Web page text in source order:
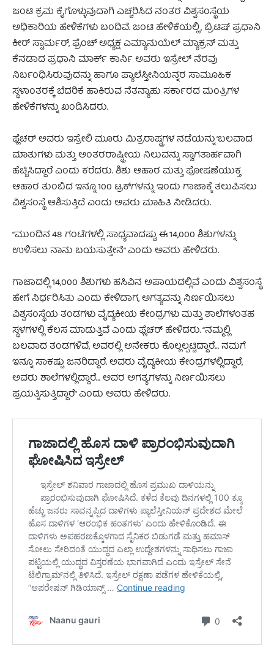
ಜಂಟಿ ಕ್ರಮ ಕೈಗೊಳ್ಳುವುದಾಗಿ ಎಚ್ಚರಿಸಿದ ನಂತರ ವಿಶ್ವಸಂಸ್ಥೆಯ
ಅಧಿಕಾರಿಯ ಹೇಳಿಕೆಗಳು ಬಂದಿವೆ. ಜಂಟಿ ಹೇಳಿಕೆಯಲ್ಲಿ, ಬ್ರಿಟಿಷ್ ಪ್ರಧಾನಿ
ಕೀರ್ ಸ್ಟಾರ್ಮರ್, ಫ್ರೆಂಚ್ ಅಧ್ಯಕ್ಷ ಎಮ್ಯಾನುಯೆಲ್ ಮ್ಯಾಕ್ರನ್ ಮತ್ತು
ಕೆನಡಾದ ಪ್ರಧಾನಿ ಮಾರ್ಕ್ ಕಾರ್ನಿ ಅವರು ಇಸ್ರೇಲ್ ನೆರವು
ನಿರ್ಬಂಧಿಸಿರುವುದನ್ನು ಹಾಗೂ ಪ್ಯಾಲೆಸ್ತೀನಿಯನ್ನರ ಸಾಮೂಹಿಕ
ಸ್ಥಳಾಂತರಕ್ಕೆ ಬೆದರಿಕೆ ಹಾಕಿರುವ ನೆತನ್ಯಾಹು ಸರ್ಕಾರದ ಮಂತ್ರಿಗಳ
ಹೇಳಿಕೆಗಳನ್ನು ಖಂಡಿಸಿದರು.
ಫ್ಲೆಚರ್ ಅವರು ಇಸ್ರೇಲಿ ಮೂರು ಮಿತ್ರರಾಷ್ಟ್ರಗಳ ನಡೆಯನ್ನು ‘ಬಲವಾದ
ಮಾತುಗಳು ಮತ್ತು ಅಂತರರಾಷ್ಟ್ರೀಯ ನಿಲುವನ್ನು ಸ್ವಾಗತಾರ್ಹವಾಗಿ
ಹೆಚ್ಚಿಸಿದ್ದಾರೆ ಎಂದು ಕರೆದರು. ಶಿಶು ಆಹಾರ ಮತ್ತು ಪೋಷಣೆಯುಕ್ತ
ಆಹಾರ ತುಂಬಿದ ಇನ್ನೂ 100 ಟ್ರಕ್‌ಗಳನ್ನು ಇಂದು ಗಾಜಾಕ್ಕೆ ತಲುಪಿಸಲು
ವಿಶ್ವಸಂಸ್ಥೆ ಆಶಿಸುತ್ತಿದೆ ಎಂದು ಅವರು ಮಾಹಿತಿ ನೀಡಿದರು.
“ಮುಂದಿನ 48 ಗಂಟೆಗಳಲ್ಲಿ ಸಾಧ್ಯವಾದಷ್ಟು ಈ 14,000 ಶಿಶುಗಳನ್ನು
ಉಳಿಸಲು ನಾನು ಬಯಸುತ್ತೇನೆ” ಎಂದು ಅವರು ಹೇಳಿದರು.
ಗಾಜಾದಲ್ಲಿ 14,000 ಶಿಶುಗಳು ಹಸಿವಿನ ಅಪಾಯದಲ್ಲಿವೆ ಎಂದು ವಿಶ್ವಸಂಸ್ಥೆ
ಹೇಗೆ ನಿರ್ಧರಿಸಿತು ಎಂದು ಕೇಳಿದಾಗ, ಅಗತ್ಯವನ್ನು ನಿರ್ಣಯಿಸಲು
ವಿಶ್ವಸಂಸ್ಥೆಯ ತಂಡಗಳು ವೈದ್ಯಕೀಯ ಕೇಂದ್ರಗಳು ಮತ್ತು ಶಾಲೆಗಳಂತಹ
ಸ್ಥಳಗಳಲ್ಲಿ ಕೆಲಸ ಮಾಡುತ್ತಿವೆ ಎಂದು ಫ್ಲೆಚರ್ ಹೇಳಿದರು. “ನಮ್ಮಲ್ಲಿ
ಬಲವಾದ ತಂಡಗಳಿವೆ, ಅವರಲ್ಲಿ ಅನೇಕರು ಕೊಲ್ಲಲ್ಪಟ್ಟಿದ್ದಾರೆ… ನಮಗೆ
ಇನ್ನೂ ಸಾಕಷ್ಟು ಜನರಿದ್ದಾರೆ. ಅವರು ವೈದ್ಯಕೀಯ ಕೇಂದ್ರಗಳಲ್ಲಿದ್ದಾರೆ,
ಅವರು ಶಾಲೆಗಳಲ್ಲಿದ್ದಾರೆ… ಅವರ ಅಗತ್ಯಗಳನ್ನು ನಿರ್ಣಯಿಸಲು
ಪ್ರಯತ್ನಿಸುತ್ತಿದ್ದಾರೆ” ಎಂದು ಅವರು ಹೇಳಿದರು.